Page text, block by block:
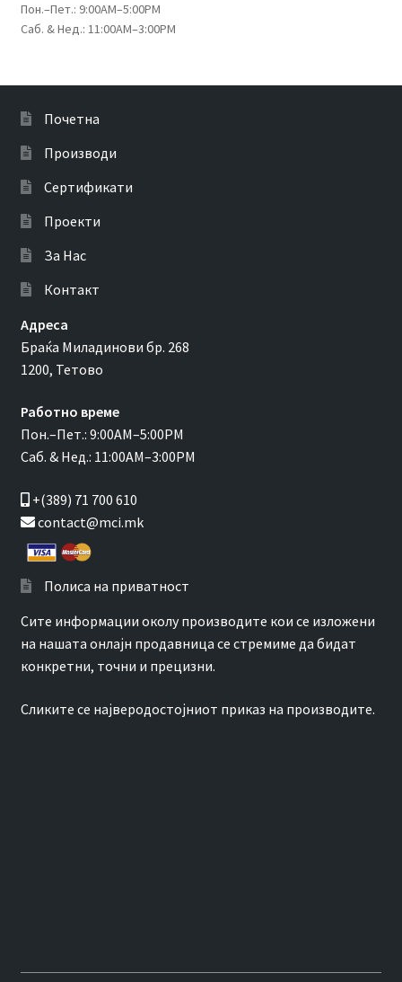
Пон.–Пет.: 9:00AM–5:00PM
Саб. & Нед.: 11:00AM–3:00PM
Почетна
Производи
Сертификати
Проекти
За Нас
Контакт
Адреса
Браќа Миладинови бр. 268
1200, Тетово
Работно време
Пон.–Пет.: 9:00AM–5:00PM
Саб. & Нед.: 11:00AM–3:00PM
+(389) 71 700 610
contact@mci.mk
Полиса на приватност
Сите информации околу производите кои се изложени
на нашата онлајн продавница се стремиме да бидат
конкретни, точни и прецизни.
Сликите се најверодостојниот приказ на производите.